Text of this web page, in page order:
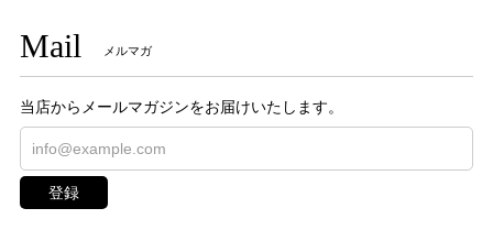
Mail メルマガ
当店からメールマガジンをお届けいたします。
登録